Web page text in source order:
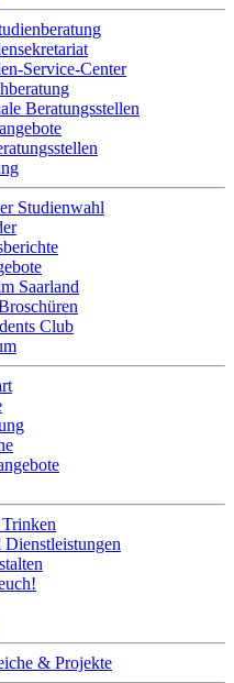
Service-Center
Beratungsstellen
Studienwahl
Saarland
Club
& Projekte